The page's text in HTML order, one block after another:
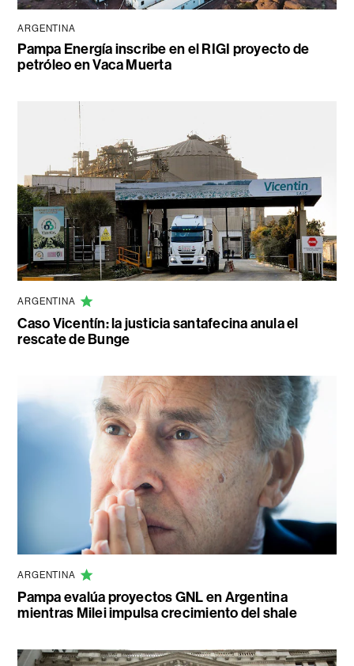
ARGENTINA
Pampa Energía inscribe en el RIGI proyecto de
petróleo en Vaca Muerta
ARGENTINA
Caso Vicentín: la justicia santafecina anula el
rescate de Bunge
ARGENTINA
Pampa evalúa proyectos GNL en Argentina
mientras Milei impulsa crecimiento del shale